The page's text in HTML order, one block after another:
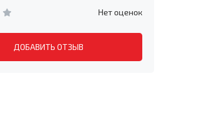
Нет оценок
ДОБАВИТЬ ОТЗЫВ